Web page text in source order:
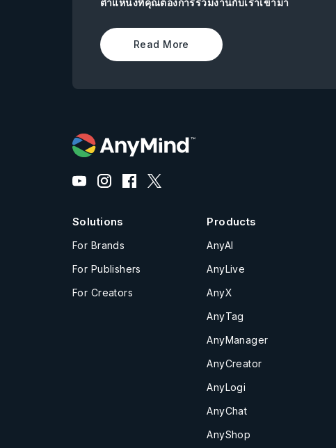
ตำแหน่งที่คุณต้องการร่วมงานกับเราเข้ามา
Read More
Solutions
For Brands
For Publishers
For Creators
Products
AnyAI
AnyLive
AnyX
AnyTag
AnyManager
AnyCreator
AnyLogi
AnyChat
AnyShop